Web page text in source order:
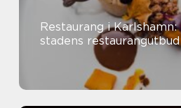
Restaurang i
stadens restaurangutbud